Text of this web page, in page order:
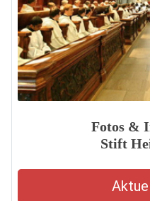
Fotos &
Stift